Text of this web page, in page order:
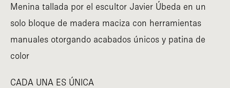
Menina tallada por el escultor Javier Úbeda en un
solo bloque de madera maciza con herramientas
manuales otorgando acabados únicos y patina de
color
CADA UNA ES ÚNICA